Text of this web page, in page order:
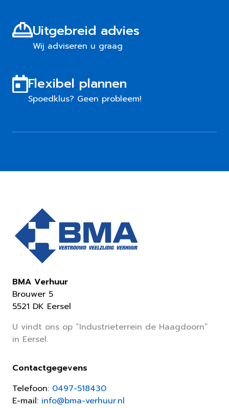
Uitgebreid advies
Wij adviseren u graag
Flexibel plannen
Spoedklus? Geen probleem!
BMA Verhuur
Brouwer 5
5521 DK Eersel
U vindt ons op “Industrieterrein de Haagdoorn”
in Eersel.
Contactgegevens
Telefoon: 0497-518430
E-mail: info@bma-verhuur.nl